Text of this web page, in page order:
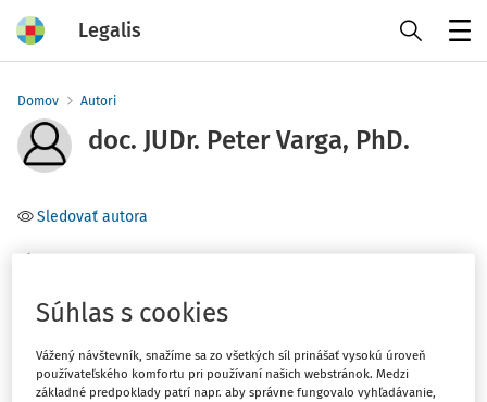
Legalis
Domov Autori
doc. JUDr. Peter Varga, PhD.
Sledovať autora
Téma
Právo EÚ
(1)
Filter
Súhlas s cookies
Vážený návštevník, snažíme sa zo všetkých síl prinášať vysokú úroveň
používateľského komfortu pri používaní našich webstránok. Medzi
základné predpoklady patrí napr. aby správne fungovalo vyhľadávanie,